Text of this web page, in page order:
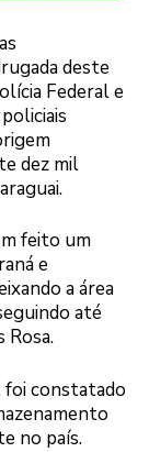
deste
Federal e
dez mil
feito um
e
a área
até
Rosa.
foi constatado
no país.